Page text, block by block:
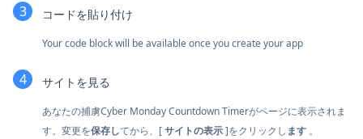
コードを貼り付け
Your code block will be available once you create your app
サイトを見る
あなたの捕虜Cyber Monday Countdown Timerがページに表示されま
す。変更を保存してから、[サイトの表示]をクリックし ます 。